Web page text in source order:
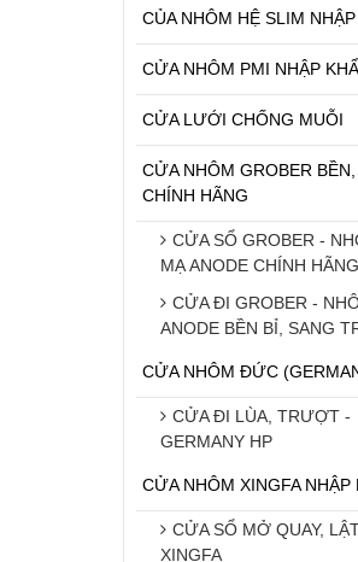
CỦA NHÔM HỆ SLIM
CỬA NHÔM PMI NHẬP
CỬA LƯỚI CHỐNG MUỖI
CỬA NHÔM GROBER
CHÍNH HÃNG
CỬA SỔ GROBER -
MẠ ANODE CHÍNH HÃNG
CỬA ĐI GROBER -
ANODE BỀN BỈ, SANG
CỬA NHÔM ĐỨC
CỬA ĐI LÙA, TRƯỢT -
GERMANY HP
CỬA NHÔM XINGFA NHẬP
CỬA SỔ MỞ QUAY,
XINGFA